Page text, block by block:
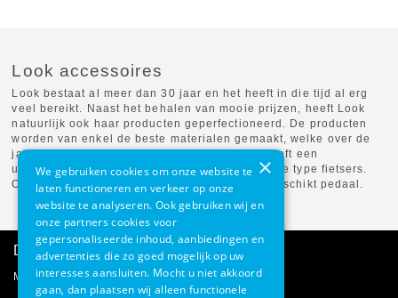
Look accessoires
Look bestaat al meer dan 30 jaar en het heeft in die tijd al erg
veel bereikt. Naast het behalen van mooie prijzen, heeft Look
natuurlijk ook haar producten geperfectioneerd. De producten
worden van enkel de beste materialen gemaakt, welke over de
jaren uitvoerig getest zijn. Het Franse merk heeft een
uitgebreide collectie pedalen voor verschillende type fietsers.
Op deze manier is er voor iedere fietser een geschikt pedaal.
Direct advies
Mail onze klantenservice
×
We gebruiken cookies om onze website te
laten functioneren en verkeer op onze
website te analyseren. Ook gebruiken wij en
onze partners cookies voor
gepersonaliseerde inhoud, aanbiedingen en
advertenties die zo goed mogelijk op uw
interesses aansluiten. Mocht u niet akkoord
gaan, dan plaatsen wij alleen functionele